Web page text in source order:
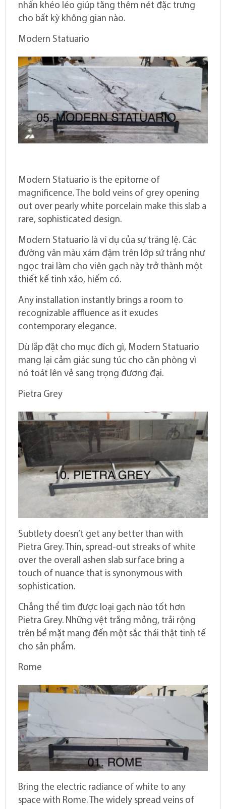
nhấn khéo léo giúp tăng thêm nét đặc trưng
cho bất kỳ không gian nào.
Modern Statuario
Modern Statuario is the epitome of
magnificence. The bold veins of grey opening
out over pearly white porcelain make this slab a
rare, sophisticated design.
Modern Statuario là ví dụ của sự tráng lệ. Các
đường vân màu xám đậm trên lớp sứ trắng như
ngọc trai làm cho viên gạch này trở thành một
thiết kế tinh xảo, hiếm có.
Any installation instantly brings a room to
recognizable affluence as it exudes
contemporary elegance.
Dù lắp đặt cho mục đích gì, Modern Statuario
mang lại cảm giác sung túc cho căn phòng vì
nó toát lên vẻ sang trọng đương đại.
Pietra Grey
Subtlety doesn’t get any better than with
Pietra Grey. Thin, spread-out streaks of white
over the overall ashen slab surface bring a
touch of nuance that is synonymous with
sophistication.
Chẳng thể tìm được loại gạch nào tốt hơn
Pietra Grey. Những vệt trắng mỏng, trải rộng
trên bề mặt mang đến một sắc thái thật tinh tế
cho sản phẩm.
Rome
Bring the electric radiance of white to any
space with Rome. The widely spread veins of